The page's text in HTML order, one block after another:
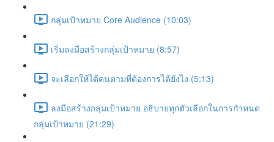
กลุ่มเป้าหมาย Core Audience (10:03)
เริ่มลงมือสร้างกลุ่มเป้าหมาย (8:57)
จะเลือกให้ได้คนตามที่ต้องการได้ยังไง (5:13)
ลงมือสร้างกลุ่มเป้าหมาย อธิบายทุกตัวเลือกในการกำหนด
กลุ่มเป้าหมาย (21:29)